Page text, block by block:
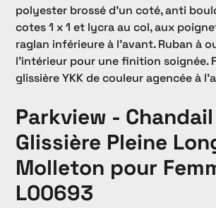
polyester brossé d'un coté, anti
cotes 1 x 1 et lycra au col, aux
raglan inférieure à l'avant. Ruban à
l'intérieur pour une finition soignée.
glissière YKK de couleur agencée à
Parkview -
Glissière Pleine
Molleton pour
L00693